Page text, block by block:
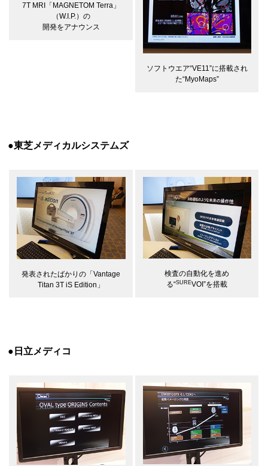
7T MRI「MAGNETOM Terra」
（W.I.P.）の
開発をアナウンス
ソフトウエア“VE11”に搭載され
た“MyoMaps”
●東芝メディカルシステムズ
発表されたばかりの「Vantage
Titan 3T iS Edition」
検査の自動化を進め
る“SUREVOI”を搭載
●日立メディコ